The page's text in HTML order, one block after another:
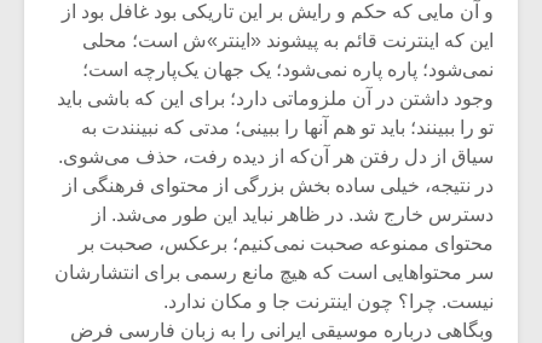
و آن مایی که حکم و رایش بر این تاریکی بود غافل بود از
این که اینترنت قائم به پیشوند «اینتر»ش است؛ محلی
نمی‌شود؛ پاره پاره نمی‌شود؛ یک جهان یک‌پارچه است؛
وجود داشتن در آن ملزوماتی دارد؛ برای این که باشی باید
تو را ببینند؛ باید تو هم آنها را ببینی؛ مدتی که نبینندت به
سیاق از دل رفتن هر آن‌که از دیده رفت، حذف می‌شوی.
در نتیجه، خیلی ساده بخش بزرگی از محتوای فرهنگی از
دسترس خارج شد. در ظاهر نباید این طور می‌شد. از
محتوای ممنوعه صحبت نمی‌کنیم؛ برعکس، صحبت بر
سر محتواهایی است که هیچ مانع رسمی برای انتشارشان
نیست. چرا؟ چون اینترنت جا و مکان ندارد.
وبگاهی درباره‌ موسیقی ایرانی را به زبان فارسی فرض
میکلوش روژا
یادداشتی بر موسیقی
متن فیلم «متری
شیش و نیم»
اگر نمی توانی
مشهورترین باشی،
بدنام ترین باش
موریس ژار
موسیقی
موسیقی
سکانسی